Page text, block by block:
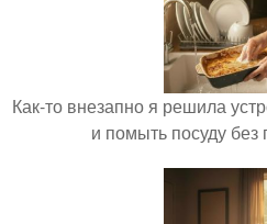
Как-то внезапно я решила
и помыть посуду